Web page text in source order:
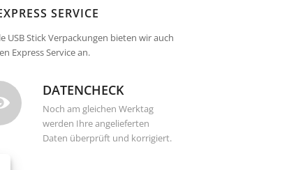
SERVICE
USB Stick Verpackungen bieten wir auch
Express Service an.
DATENCHECK
Noch am gleichen Werktag
werden Ihre angelieferten
Daten überprüft und korrigiert.